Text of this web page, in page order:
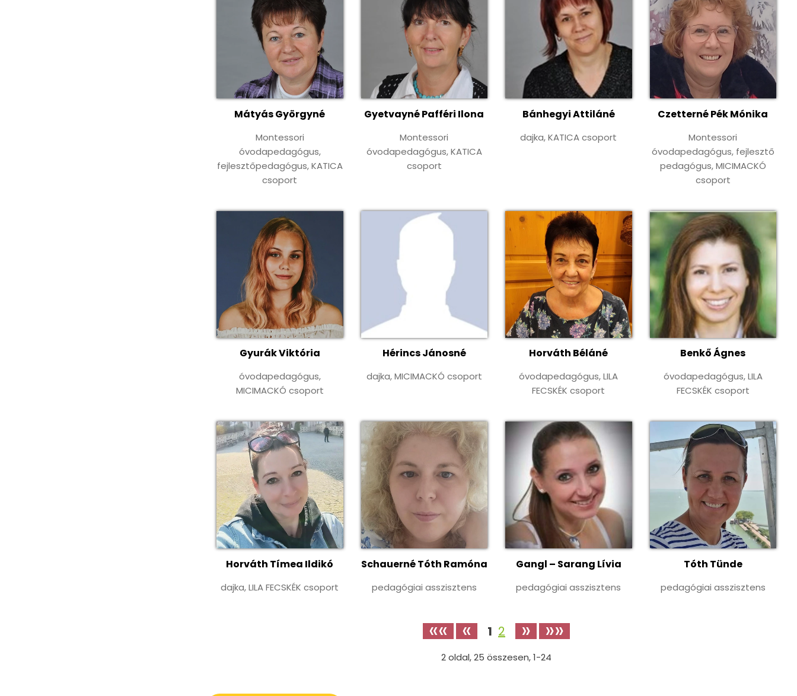
Mátyás Györgyné
Montessori
óvodapedagógus,
fejlesztőpedagógus, KATICA
csoport
Gyetvayné Pafféri Ilona
Montessori
óvodapedagógus, KATICA
csoport
Bánhegyi Attiláné
dajka, KATICA csoport
Czetterné Pék Mónika
Montessori
óvodapedagógus, fejlesztő
pedagógus, MICIMACKÓ
csoport
Gyurák Viktória
óvodapedagógus,
MICIMACKÓ csoport
Hérincs Jánosné
dajka, MICIMACKÓ csoport
Horváth Béláné
óvodapedagógus, LILA
FECSKÉK csoport
Benkő Ágnes
óvodapedagógus, LILA
FECSKÉK csoport
Horváth Tímea Ildikó
dajka, LILA FECSKÉK csoport
Schauerné Tóth Ramóna
pedagógiai asszisztens
Gangl – Sarang Lívia
pedagógiai asszisztens
Tóth Tünde
pedagógiai asszisztens
«« « 1 2 » »»
2oldal,25 összesen,1-24